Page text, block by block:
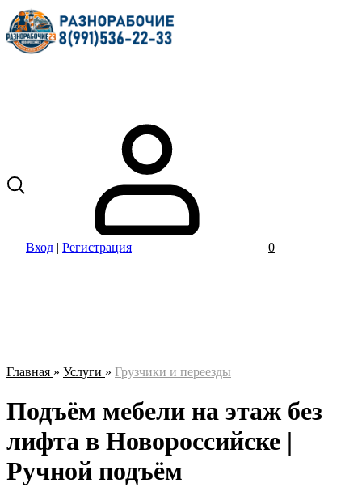
Вход | Регистрация 0
Главная » Услуги » Грузчики и переезды
Подъём мебели на этаж без
лифта в Новороссийске |
Ручной подъём